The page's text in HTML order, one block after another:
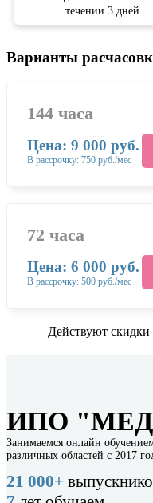
течении 3 дней
Варианты
144 часа
Цена: 9 000 руб.
В рассрочку: 750 руб./мес
72 часа
Цена: 6 000 руб.
В рассрочку: 500 руб./мес
Действуют
ИПО
Занимаемся онлайн
различных областей с 2017
21 000+